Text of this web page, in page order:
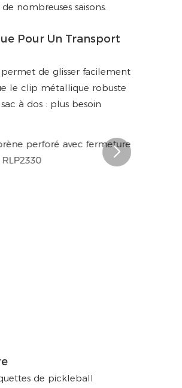
nombreuses saisons.
Pour Un Transport
de glisser facilement
le clip métallique robuste
à dos : plus besoin
de pickleball